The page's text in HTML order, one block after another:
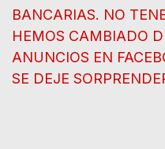
BANCARIAS. NO
HEMOS CAMBIADO
ANUNCIOS EN
SE DEJE